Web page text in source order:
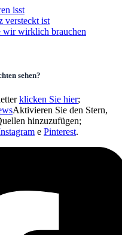
isst
versteckt ist
wir wirklich brauchen
sehen?
klicken Sie hier;
Aktivieren Sie den Stern,
hinzuzufügen;
e Pinterest.